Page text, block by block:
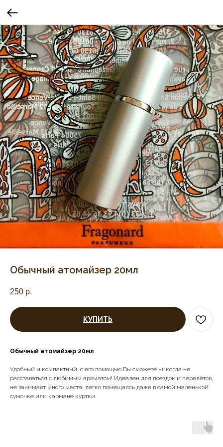
Обычный атомайзер 20мл
250 р.
КУПИТЬ
Обычный атомайзер 20мл
Удобный и компактный, с его помощью Вы сможете никогда не
расставаться с любимым ароматом! Идеален для поездок и перелётов,
не занимает много места, легко помещаясь даже в самой маленькой
сумочке или кармане куртки.